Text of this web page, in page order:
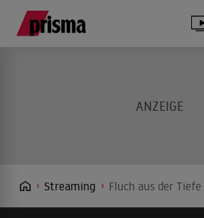
Streaming Fluch aus der